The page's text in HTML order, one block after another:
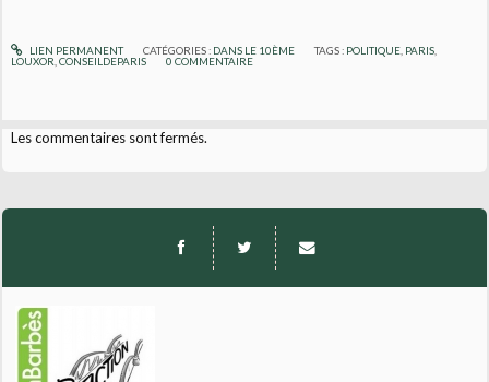
LIEN PERMANENT CATÉGORIES : DANS LE 10ÈME TAGS : POLITIQUE PARIS
LOUXOR ,CONSEILDEPARIS 0 COMMENTAIRE
Les commentaires sont fermés.